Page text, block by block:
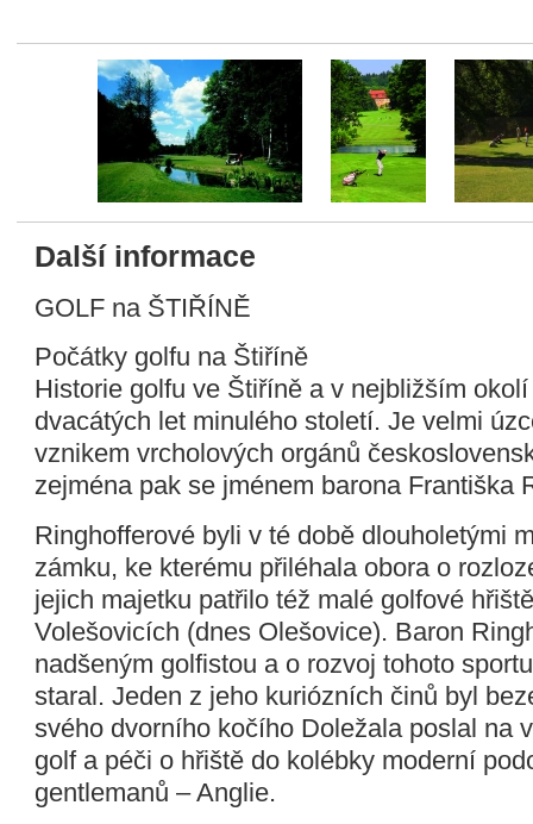
Další informace
GOLF na ŠTIŘÍNĚ
Počátky golfu na Štiříně
Historie golfu ve Štiříně a v nejbližším
dvacátých let minulého století. Je velmi
vznikem vrcholových orgánů
zejména pak se jménem barona Františka
Ringhofferové byli v té době dlouholetými
zámku, ke kterému přiléhala obora o
jejich majetku patřilo též malé golfové
Volešovicích (dnes Olešovice). Baron
nadšeným golfistou a o rozvoj tohoto
staral. Jeden z jeho kuriózních činů byl
svého dvorního kočího Doležala poslal na
golf a péči o hřiště do kolébky moderní
gentlemanů – Anglie.